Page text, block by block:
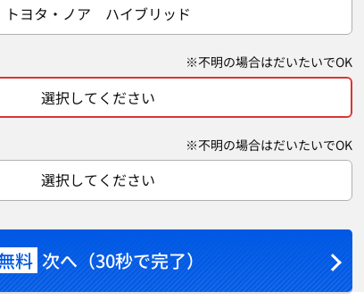
トヨタ・ノア ハイブリッド
※不明の場合はだいたいでOK
選択してください
※不明の場合はだいたいでOK
選択してください
料 次へ（30秒で完了）